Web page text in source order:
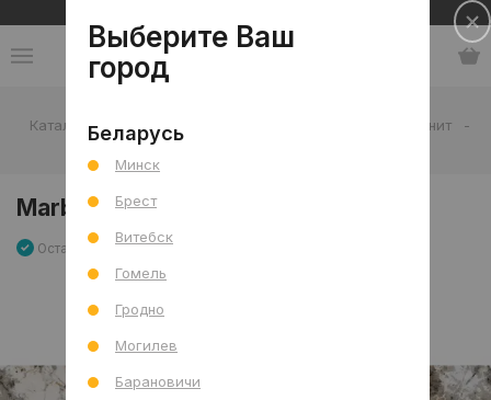
Каталог - Керамогранит
-
MarbleS Аляска лапп. 60x120 R
MarbleS Аляска лапп. 60x120 R
Остаток 9.36 м2 Артикул: 0000028478
Выберите Ваш
город
Беларусь
Минск
Брест
Витебск
Гомель
Гродно
Могилев
Барановичи